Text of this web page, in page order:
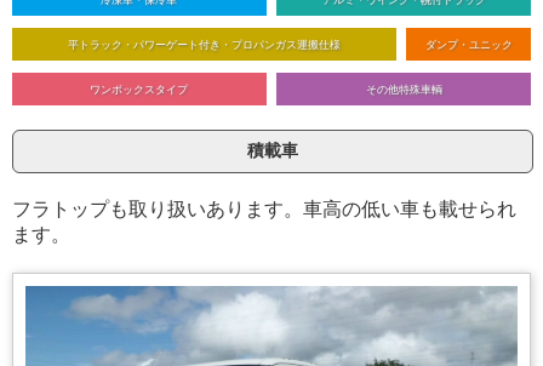
平トラック・パワーゲート付き・プロパンガス運搬仕様 ダンプ・ユニック
ワンボックスタイプ その他特殊車輌
積載車
フラトップも取り扱いあります。車高の低い車も載せられ
ます。